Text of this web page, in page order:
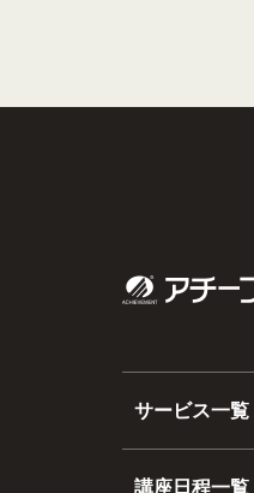
サービス一覧
講座日程一覧